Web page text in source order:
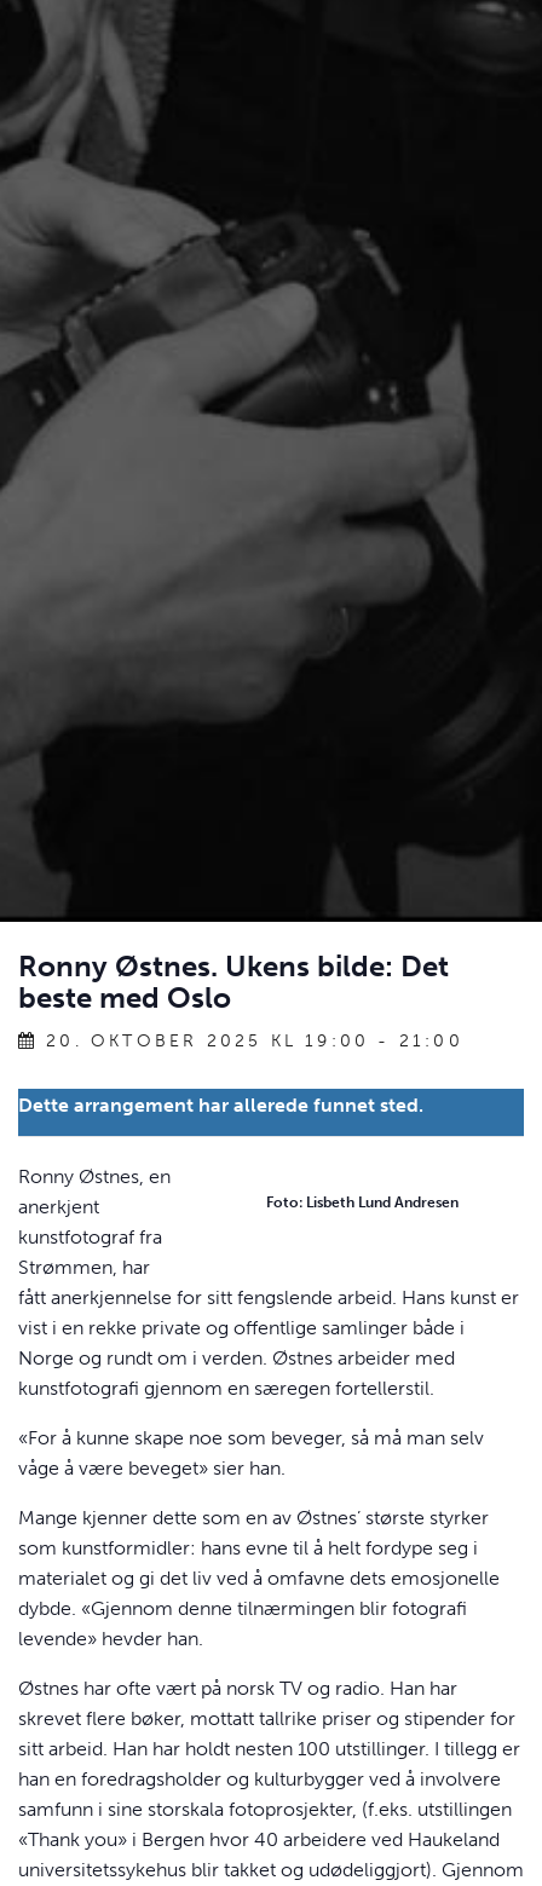
Ronny Østnes. Ukens bilde: Det
beste med Oslo
20. OKTOBER 2025 KL 19:00 - 21:00
Dette arrangement har allerede funnet sted.
Foto: Lisbeth Lund Andresen
Ronny Østnes, en
anerkjent
kunstfotograf fra
Strømmen, har
fått anerkjennelse for sitt fengslende arbeid. Hans kunst er
vist i en rekke private og offentlige samlinger både i
Norge og rundt om i verden. Østnes arbeider med
kunstfotografi gjennom en særegen fortellerstil.
«For å kunne skape noe som beveger, så må man selv
våge å være beveget» sier han.
Mange kjenner dette som en av Østnes’ største styrker
som kunstformidler: hans evne til å helt fordype seg i
materialet og gi det liv ved å omfavne dets emosjonelle
dybde. «Gjennom denne tilnærmingen blir fotografi
levende» hevder han.
Østnes har ofte vært på norsk TV og radio. Han har
skrevet flere bøker, mottatt tallrike priser og stipender for
sitt arbeid. Han har holdt nesten 100 utstillinger. I tillegg er
han en foredragsholder og kulturbygger ved å involvere
samfunn i sine storskala fotoprosjekter, (f.eks. utstillingen
«Thank you» i Bergen hvor 40 arbeidere ved Haukeland
universitetssykehus blir takket og udødeliggjort). Gjennom